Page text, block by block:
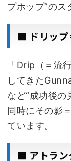
プホップ”のス
■ ドリップ
「Drip（＝流
してきた
など“成功後の
同時にその影
ています。
■ アトラン